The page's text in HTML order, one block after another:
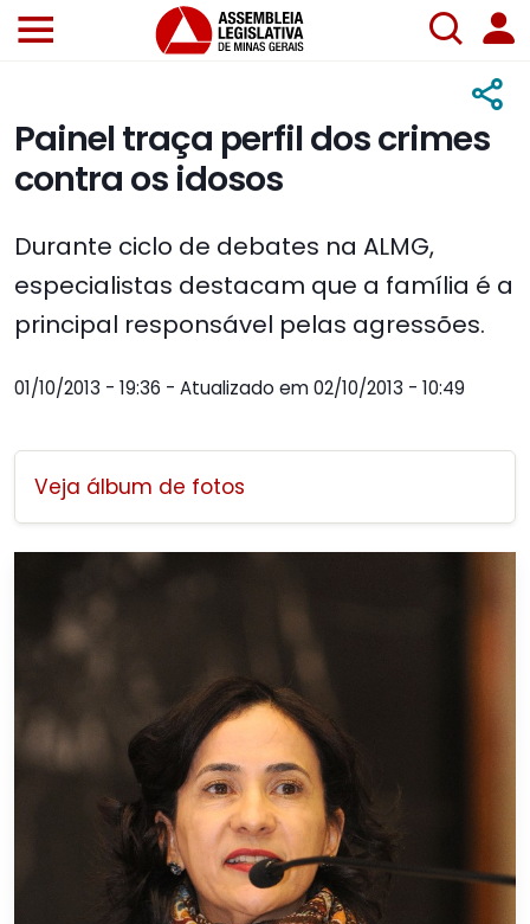
Painel traça perfil dos crimes
contra os idosos
Durante ciclo de debates na ALMG,
especialistas destacam que a família é a
principal responsável pelas agressões.
01/10/2013 - 19:36 - Atualizado em 02/10/2013 - 10:49
Veja álbum de fotos